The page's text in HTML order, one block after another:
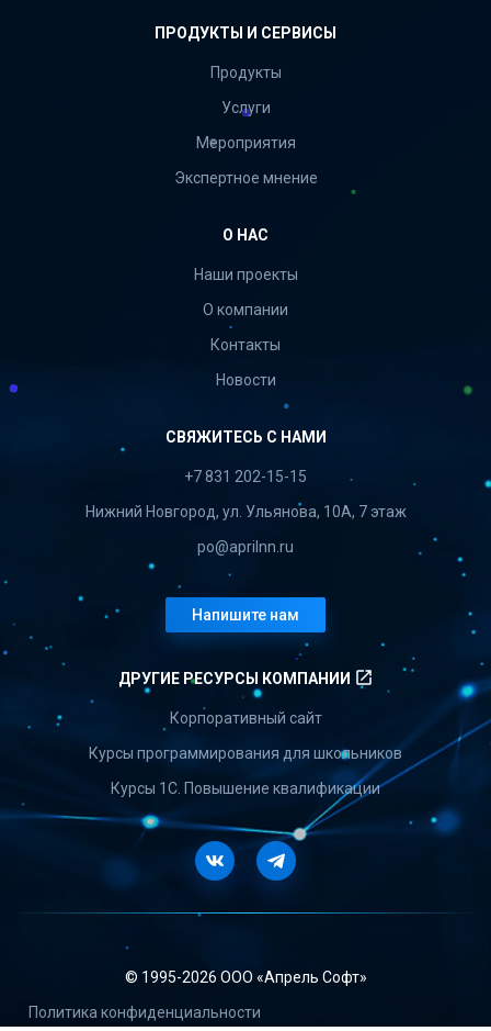
ПРОДУКТЫ И СЕРВИСЫ
Продукты
Услуги
Мероприятия
Экспертное мнение
О НАС
Наши проекты
О компании
Контакты
Новости
СВЯЖИТЕСЬ С НАМИ
+7 831 202-15-15
Нижний Новгород, ул. Ульянова, 10А, 7 этаж
po@aprilnn.ru
Напишите нам
ДРУГИЕ РЕСУРСЫ КОМПАНИИ launch
Корпоративный сайт
Курсы программирования для школьников
Курсы 1С. Повышение квалификации
VkontakteTelegram
© 1995-2026 ООО «Апрель Софт»
Политика конфиденциальности